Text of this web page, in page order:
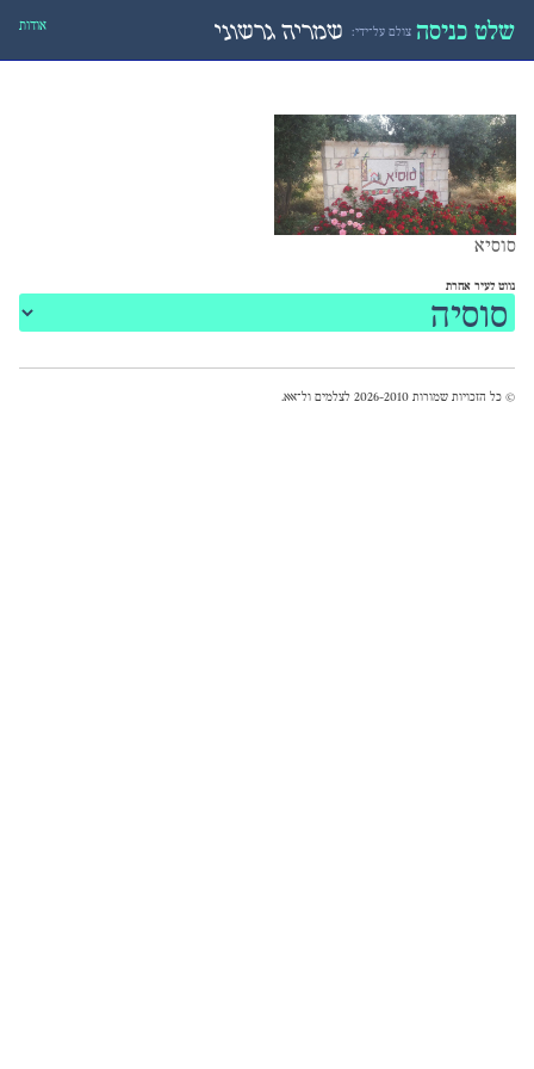
שלט כניסה צולם על־ידי: שמריה גרשוני אודות
סוסיא
נווט לעיר אחרת
© כל הזכויות שמורות 2026-2010 לצלמים ול־ אאא.